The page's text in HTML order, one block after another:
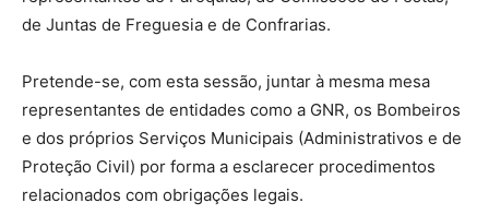
de Juntas de Freguesia e de Confrarias.
Pretende-se, com esta sessão, juntar à mesma mesa
representantes de entidades como a GNR, os Bombeiros
e dos próprios Serviços Municipais (Administrativos e de
Proteção Civil) por forma a esclarecer procedimentos
relacionados com obrigações legais.